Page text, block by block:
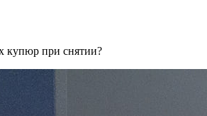
купюр при снятии?